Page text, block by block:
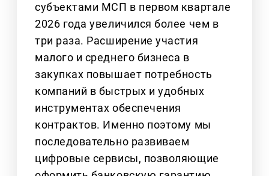
субъектами МСП в первом квартале
2026 года увеличился более чем в
три раза. Расширение участия
малого и среднего бизнеса в
закупках повышает потребность
компаний в быстрых и удобных
инструментах обеспечения
контрактов. Именно поэтому мы
последовательно развиваем
цифровые сервисы, позволяющие